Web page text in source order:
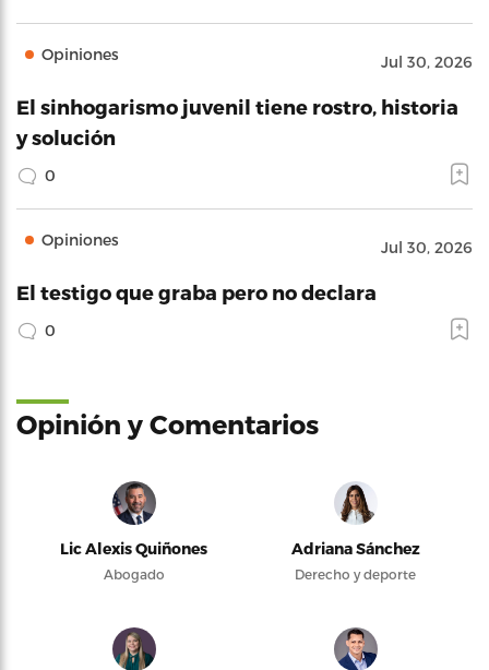
Opiniones Jul 30, 2026
El sinhogarismo juvenil tiene rostro, historia
y solución
0
Opiniones Jul 30, 2026
El testigo que graba pero no declara
0
Opinión y Comentarios
Lic Alexis Quiñones
Abogado
Adriana Sánchez
Derecho y deporte